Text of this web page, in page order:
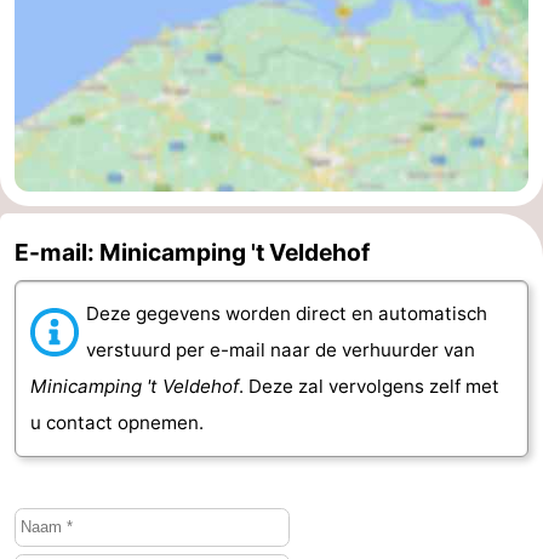
Natuur
Het
Zwin
Weer
Contact
E-mail: Minicamping 't Veldehof
Deze gegevens worden direct en automatisch
verstuurd per e-mail naar de verhuurder van
Minicamping 't Veldehof. Deze zal vervolgens zelf met
u contact opnemen.